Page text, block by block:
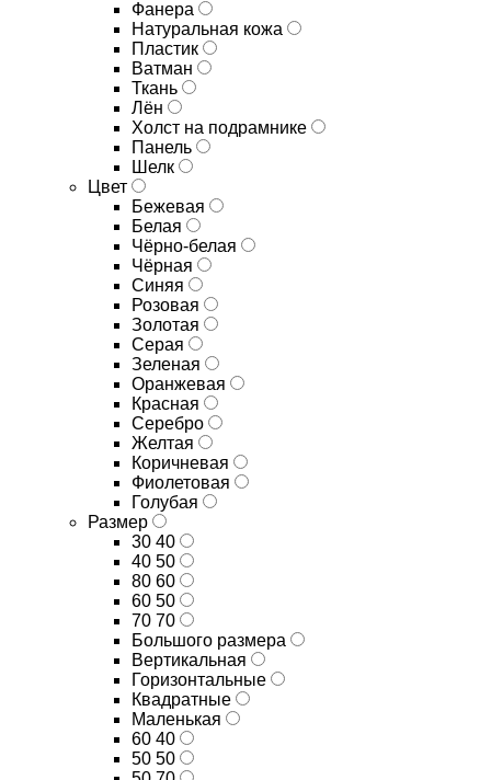
Фанера
Натуральная кожа
Пластик
Ватман
Ткань
Лён
Холст на подрамнике
Панель
Шелк
Цвет
Бежевая
Белая
Чёрно-белая
Чёрная
Синяя
Розовая
Золотая
Серая
Зеленая
Оранжевая
Красная
Серебро
Желтая
Коричневая
Фиолетовая
Голубая
Размер
30 40
40 50
80 60
60 50
70 70
Большого размера
Вертикальная
Горизонтальные
Квадратные
Маленькая
60 40
50 50